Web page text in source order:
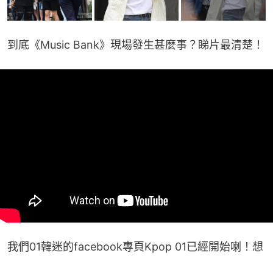
到底《Music Bank》現場發生甚麼事？睇片最清楚！
我們01韓迷的facebook專頁Kpop 01已經開始喇！想